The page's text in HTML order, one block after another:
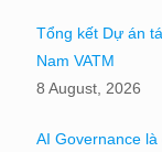
Tổng kết Dự án
Nam VATM
8 August, 2026
AI Governance